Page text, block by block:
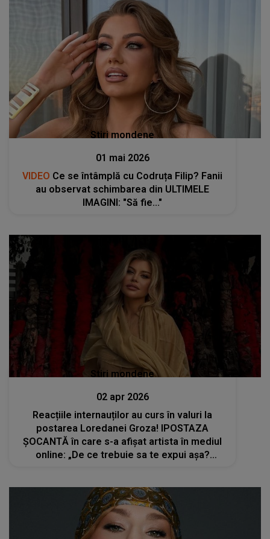
Stiri mondene
01 mai 2026
VIDEO Ce se întâmplă cu Codruța Filip? Fanii
au observat schimbarea din ULTIMELE
IMAGINI: "Să fie..."
Stiri mondene
02 apr 2026
Reacțiile internauților au curs în valuri la
postarea Loredanei Groza! IPOSTAZA
ȘOCANTĂ în care s-a afișat artista în mediul
online: „De ce trebuie sa te expui așa?